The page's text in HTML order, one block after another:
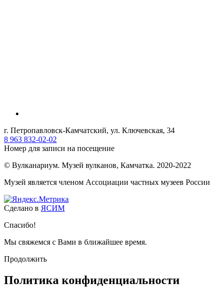
г. Петропавловск-Камчатский, ул. Ключевская, 34
8 963 832-02-02
Номер для записи на посещение
© Вулканариум. Музей вулканов, Камчатка. 2020-2022
Музей является членом Ассоциации частных музеев России
Сделано в ЯСИМ
Спасибо!
Мы свяжемся с Вами в ближайшее время.
Продолжить
Политика конфиденциальности